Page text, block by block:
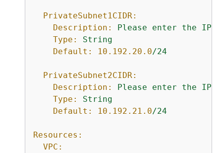
PrivateSubnet1CIDR:
Description:
Please enter the IP
Type:
String
Default:
10.192 .20 .0/24
PrivateSubnet2CIDR:
Description:
Please enter the IP
Type:
String
Default:
10.192 .21 .0/24
Resources:
VPC: